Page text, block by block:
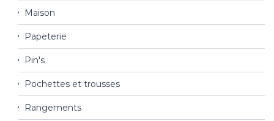
Maison
Papeterie
Pin's
Pochettes et trousses
Rangements